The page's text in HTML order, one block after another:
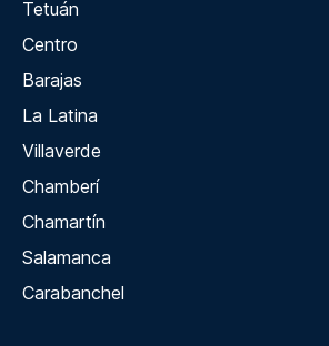
Tetuán
Centro
Barajas
La Latina
Villaverde
Chamberí
Chamartín
Salamanca
Carabanchel